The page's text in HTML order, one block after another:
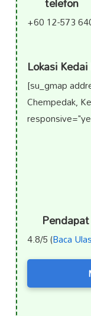
+60 12-573
Lokasi
[su_gmap
Chempedak,
Pendapat
4.8/5 (Baca